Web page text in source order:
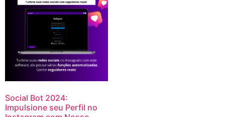
Social Bot 2024:
Impulsione seu Perfil no